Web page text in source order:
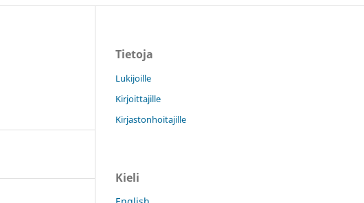
Tietoja
Lukijoille
Kirjoittajille
Kirjastonhoitajille
Kieli